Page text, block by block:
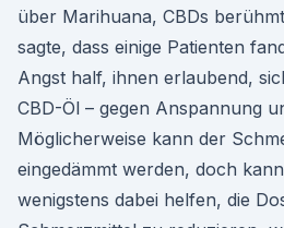
über Marihuana, CBDs
sagte, dass einige Patienten
Angst half, ihnen erlaubend,
CBD-Öl – gegen Anspannung
Möglicherweise kann der
eingedämmt werden, doch
wenigstens dabei helfen, die